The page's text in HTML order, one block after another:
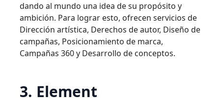
dando al mundo una idea de su propósito y
ambición. Para lograr esto, ofrecen servicios de
Dirección artística, Derechos de autor, Diseño de
campañas, Posicionamiento de marca,
Campañas 360 y Desarrollo de conceptos.
3. Element